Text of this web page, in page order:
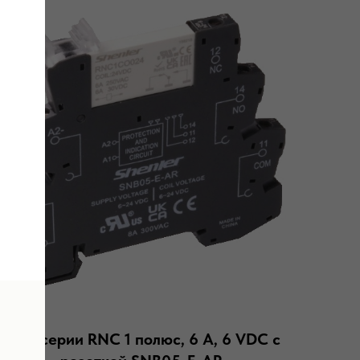
Реле серии RNC 1 полюс, 6 А, 6 VDC с